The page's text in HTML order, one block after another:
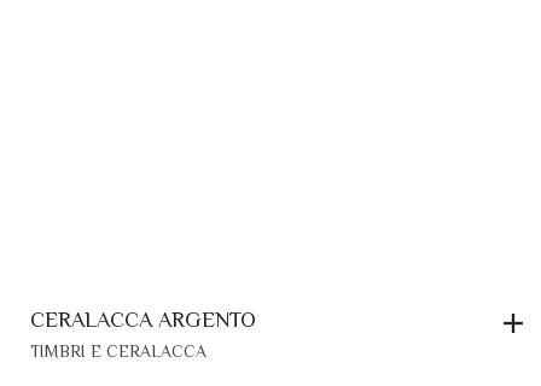
CERALACCA ARGENTO
TIMBRI E CERALACCA